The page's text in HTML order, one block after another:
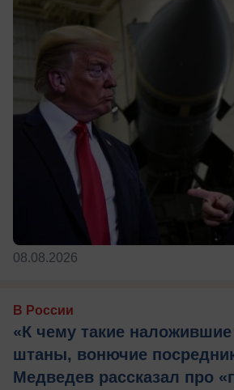
08.08.2026
В России
«К чему такие
штаны, вонючие
Медведев рассказал про